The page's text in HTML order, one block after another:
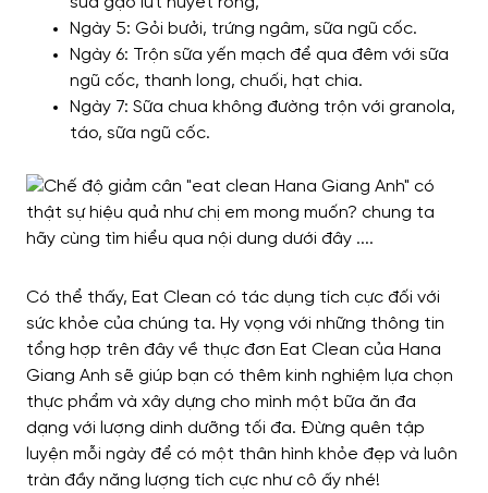
Ngày 5: Gỏi bưởi, trứng ngâm, sữa ngũ cốc.
Ngày 6: Trộn sữa yến mạch để qua đêm với sữa
ngũ cốc, thanh long, chuối, hạt chia.
Ngày 7: Sữa chua không đường trộn với granola,
táo, sữa ngũ cốc.
Có thể thấy, Eat Clean có tác dụng tích cực đối với
sức khỏe của chúng ta. Hy vọng với những thông tin
tổng hợp trên đây về thực đơn Eat Clean của Hana
Giang Anh sẽ giúp bạn có thêm kinh nghiệm lựa chọn
thực phẩm và xây dựng cho mình một bữa ăn đa
dạng với lượng dinh dưỡng tối đa. Đừng quên tập
luyện mỗi ngày để có một thân hình khỏe đẹp và luôn
tràn đầy năng lượng tích cực như cô ấy nhé!